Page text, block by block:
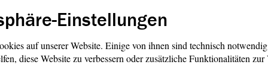
- Nein, gibt es nicht.
darüber abstimmen. Wer
des Antrages in der Drs.
Beratung in den
zur Mitberatung in den
Einstellungen
auf unserer Website. Einige von ihnen sind technisch
diese Website zu verbessern oder zusätzliche Funktionalitäten